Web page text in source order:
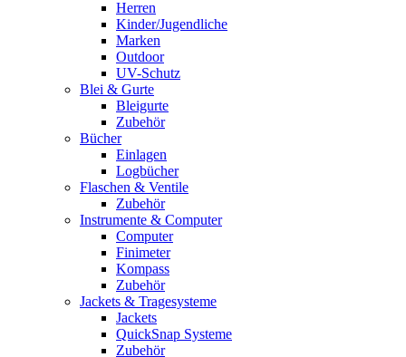
Herren
Kinder/Jugendliche
Marken
Outdoor
UV-Schutz
Blei & Gurte
Bleigurte
Zubehör
Bücher
Einlagen
Logbücher
Flaschen & Ventile
Zubehör
Instrumente & Computer
Computer
Finimeter
Kompass
Zubehör
Jackets & Tragesysteme
Jackets
QuickSnap Systeme
Zubehör